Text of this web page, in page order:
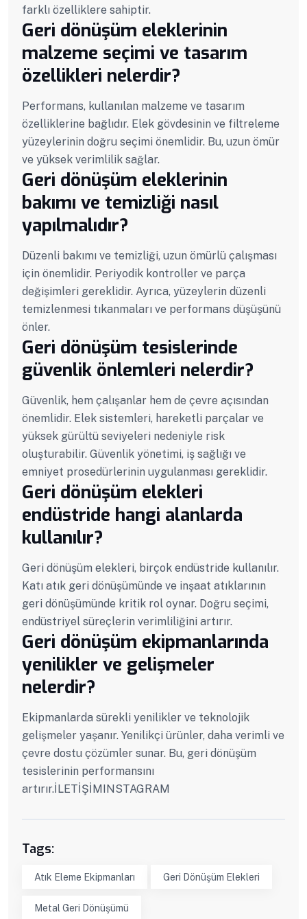
farklı özelliklere sahiptir.
Geri dönüşüm eleklerinin
malzeme seçimi ve tasarım
özellikleri nelerdir?
Performans, kullanılan malzeme ve tasarım
özelliklerine bağlıdır. Elek gövdesinin ve filtreleme
yüzeylerinin doğru seçimi önemlidir. Bu, uzun ömür
ve yüksek verimlilik sağlar.
Geri dönüşüm eleklerinin
bakımı ve temizliği nasıl
yapılmalıdır?
Düzenli bakımı ve temizliği, uzun ömürlü çalışması
için önemlidir. Periyodik kontroller ve parça
değişimleri gereklidir. Ayrıca, yüzeylerin düzenli
temizlenmesi tıkanmaları ve performans düşüşünü
önler.
Geri dönüşüm tesislerinde
güvenlik önlemleri nelerdir?
Güvenlik, hem çalışanlar hem de çevre açısından
önemlidir. Elek sistemleri, hareketli parçalar ve
yüksek gürültü seviyeleri nedeniyle risk
oluşturabilir. Güvenlik yönetimi, iş sağlığı ve
emniyet prosedürlerinin uygulanması gereklidir.
Geri dönüşüm elekleri
endüstride hangi alanlarda
kullanılır?
Geri dönüşüm elekleri, birçok endüstride kullanılır.
Katı atık geri dönüşümünde ve inşaat atıklarının
geri dönüşümünde kritik rol oynar. Doğru seçimi,
endüstriyel süreçlerin verimliliğini artırır.
Geri dönüşüm ekipmanlarında
yenilikler ve gelişmeler
nelerdir?
Ekipmanlarda sürekli yenilikler ve teknolojik
gelişmeler yaşanır. Yenilikçi ürünler, daha verimli ve
çevre dostu çözümler sunar. Bu, geri dönüşüm
tesislerinin performansını
artırır.İLETİŞİMINSTAGRAM
Tags:
Atık Eleme Ekipmanları Geri Dönüşüm Elekleri
Metal Geri Dönüşümü